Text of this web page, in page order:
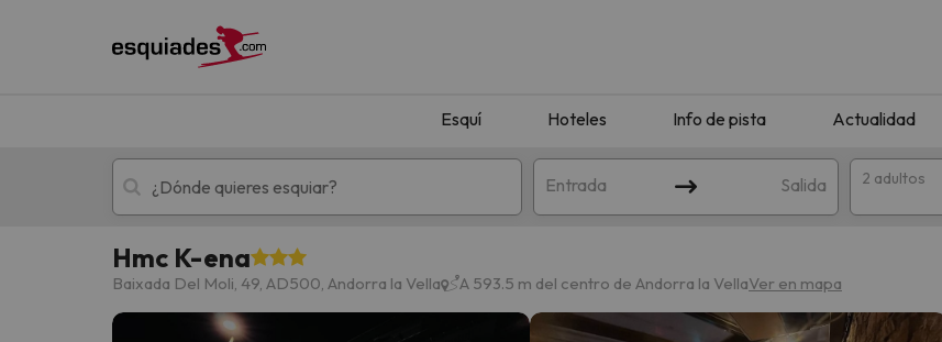
Esquí Hoteles Info de pista Actualidad
Entrada Salida 2 adultos
Esquí Escapadas
Hmc K-ena
Baixada Del Moli, 49, AD500, Andorra la Vella A 593.5 m del centro de Andorra la VellaVer en mapa